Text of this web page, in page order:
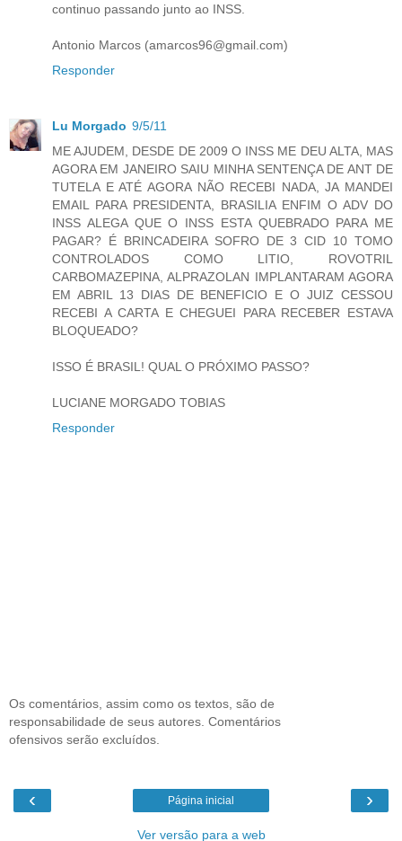
continuo passando junto ao INSS.
Antonio Marcos (amarcos96@gmail.com)
Responder
Lu Morgado 9/5/11
ME AJUDEM, DESDE DE 2009 O INSS ME DEU ALTA, MAS
AGORA EM JANEIRO SAIU MINHA SENTENÇA DE ANT DE
TUTELA E ATÉ AGORA NÃO RECEBI NADA, JA MANDEI
EMAIL PARA PRESIDENTA, BRASILIA ENFIM O ADV DO
INSS ALEGA QUE O INSS ESTA QUEBRADO PARA ME
PAGAR? É BRINCADEIRA SOFRO DE 3 CID 10 TOMO
CONTROLADOS COMO LITIO, ROVOTRIL
CARBOMAZEPINA, ALPRAZOLAN IMPLANTARAM AGORA
EM ABRIL 13 DIAS DE BENEFICIO E O JUIZ CESSOU
RECEBI A CARTA E CHEGUEI PARA RECEBER ESTAVA
BLOQUEADO?
ISSO É BRASIL! QUAL O PRÓXIMO PASSO?
LUCIANE MORGADO TOBIAS
Responder
Os comentários, assim como os textos, são de
responsabilidade de seus autores. Comentários
ofensivos serão excluídos.
‹ ›
Página inicial
Ver versão para a web